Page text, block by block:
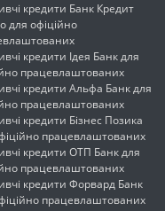
кредити Банк Кредит
для офіційно
кредити Ідея Банк для
працевлаштованих
кредити Альфа Банк для
працевлаштованих
кредити Бізнес Позика
працевлаштованих
кредити ОТП Банк для
працевлаштованих
кредити Форвард Банк
працевлаштованих